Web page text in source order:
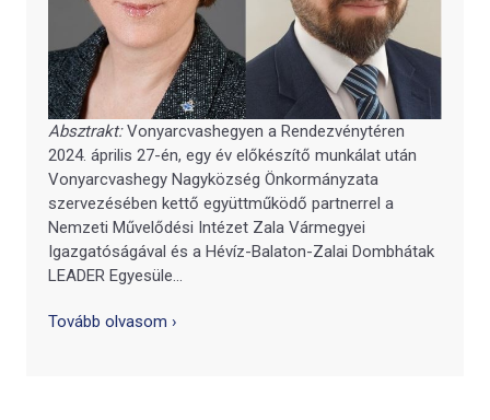
Absztrakt:Vonyarcvashegyen a Rendezvénytéren
2024. április 27-én, egy év előkészítő munkálat után
Vonyarcvashegy Nagyközség Önkormányzata
szervezésében kettő együttműködő partnerrel a
Nemzeti Művelődési Intézet Zala Vármegyei
Igazgatóságával és a Hévíz-Balaton-Zalai Dombhátak
LEADER Egyesüle...
Tovább olvasom ›